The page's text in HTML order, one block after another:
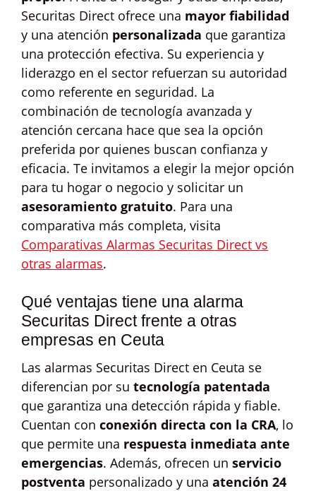
Securitas Direct ofrece una mayor fiabilidad
y una atención personalizada que garantiza
una protección efectiva. Su experiencia y
liderazgo en el sector refuerzan su autoridad
como referente en seguridad. La
combinación de tecnología avanzada y
atención cercana hace que sea la opción
preferida por quienes buscan confianza y
eficacia. Te invitamos a elegir la mejor opción
para tu hogar o negocio y solicitar un
asesoramiento gratuito. Para una
comparativa más completa, visita
Comparativas Alarmas Securitas Direct vs
otras alarmas.
Qué ventajas tiene una alarma
Securitas Direct frente a otras
empresas en Ceuta
Las alarmas Securitas Direct en Ceuta se
diferencian por su tecnología patentada
que garantiza una detección rápida y fiable.
Cuentan con conexión directa con la CRA, lo
que permite una respuesta inmediata ante
emergencias. Además, ofrecen un servicio
postventa personalizado y una atención 24